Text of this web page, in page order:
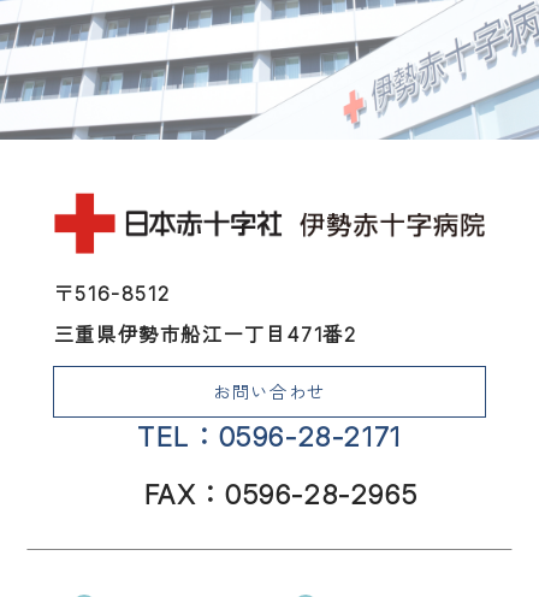
〒516-8512
三重県伊勢市船江一丁目471番2
お問い合わせ
TEL：0596-28-2171
FAX：0596-28-2965